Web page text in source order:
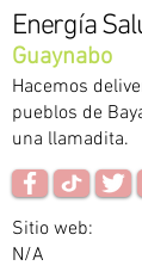
Energía
Guaynabo
Hacemos
pueblos de
una llamadita.
Sitio web:
N/A